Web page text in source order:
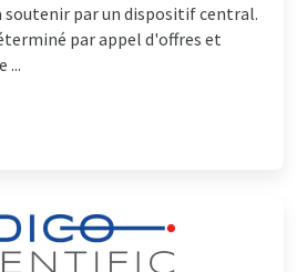
soutenir par un dispositif central.
par appel d'offres et
...